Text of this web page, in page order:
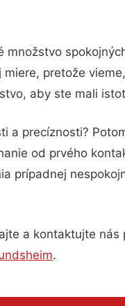
pretože
aby ste mali
precíznosti?
od prvého
prípadnej
a kontaktujte
.